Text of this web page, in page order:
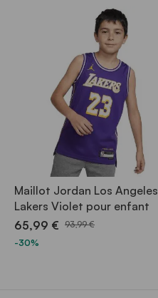
Maillot Jordan Los Angeles
Lakers Violet pour enfant
65,99 € 93,99 €
-30%